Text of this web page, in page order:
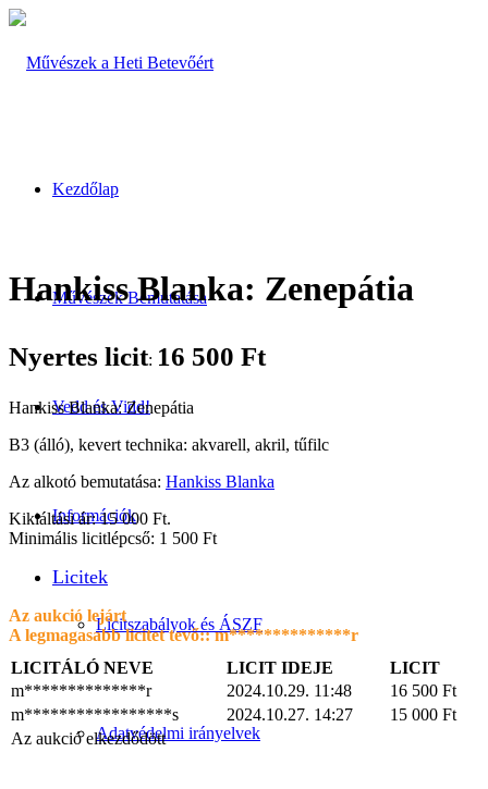
Kezdőlap
Művészek Bemutatása
Vedd és Vidd!
Információk
Licitszabályok és ÁSZF
Adatvédelmi irányelvek
Hankiss Blanka: Zenepátia
Nyertes licit: 16 500 Ft
Hankiss Blanka: Zenepátia
B3 (álló), kevert technika: akvarell, akril, tűfilc
Az alkotó bemutatása: Hankiss Blanka
Kikiáltási ár: 15 000 Ft.
Minimális licitlépcső: 1 500 Ft
Licitek
Az aukció lejárt
A legmagasabb licitet tevő::m**************r
LICITÁLÓ NEVE
LICIT IDEJE
LICIT
m**************r
2024.10.29. 11:48 16 500 Ft
m*****************s
2024.10.27. 14:27 15 000 Ft
Az aukció elkezdődött